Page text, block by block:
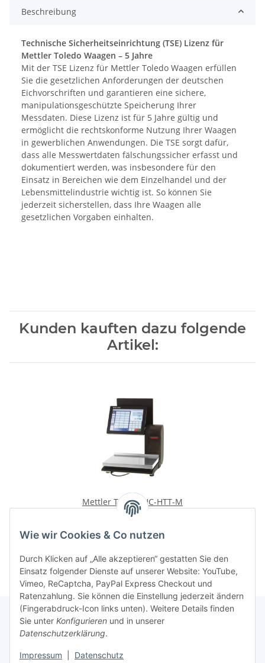
Beschreibung
Technische Sicherheitseinrichtung (TSE) Lizenz für
Mettler Toledo Waagen – 5 Jahre
Mit der TSE Lizenz für Mettler Toledo Waagen erfüllen
Sie die gesetzlichen Anforderungen der deutschen
Eichvorschriften und garantieren eine sichere,
manipulationsgeschützte Speicherung Ihrer
Messdaten. Diese Lizenz ist für 5 Jahre gültig und
ermöglicht die rechtskonforme Nutzung Ihrer Waagen
in gewerblichen Anwendungen. Die TSE sorgt dafür,
dass alle Messwertdaten fälschungssicher erfasst und
dokumentiert werden, was insbesondere für den
Einsatz in Bereichen wie dem Einzelhandel und der
Lebensmittelindustrie wichtig ist. So können Sie
jederzeit sicherstellen, dass Ihre Waagen alle
gesetzlichen Vorgaben einhalten.
Kunden kauften dazu folgende
Artikel:
Mettler Toledo UC-HTT-M
Gebraucht
Informationen
Wie wir Cookies & Co nutzen
Durch Klicken auf „Alle akzeptieren“ gestatten Sie den
Einsatz folgender Dienste auf unserer Website: YouTube,
Vimeo, ReCaptcha, PayPal Express Checkout und
Ratenzahlung. Sie können die Einstellung jederzeit ändern
(Fingerabdruck-Icon links unten). Weitere Details finden
Sie unter Konfigurieren und in unserer
Datenschutzerklärung.
Impressum Datenschutz